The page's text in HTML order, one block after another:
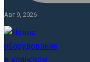
Авг 9, 2026